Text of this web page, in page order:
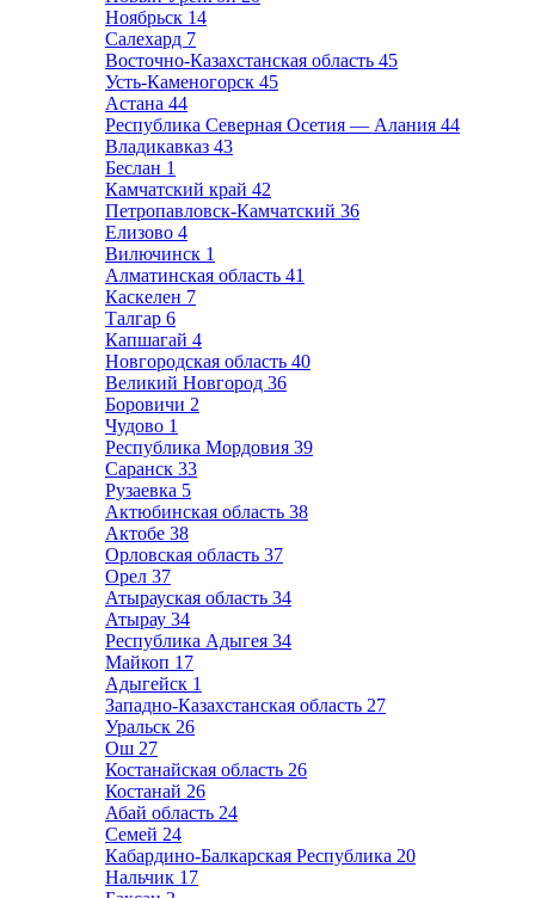
Ноябрьск 14
Салехард 7
Восточно-Казахстанская область 45
Усть-Каменогорск 45
Астана 44
Республика Северная Осетия — Алания 44
Владикавказ 43
Беслан 1
Камчатский край 42
Петропавловск-Камчатский 36
Елизово 4
Вилючинск 1
Алматинская область 41
Каскелен 7
Талгар 6
Капшагай 4
Новгородская область 40
Великий Новгород 36
Боровичи 2
Чудово 1
Республика Мордовия 39
Саранск 33
Рузаевка 5
Актюбинская область 38
Актобе 38
Орловская область 37
Орел 37
Атырауская область 34
Атырау 34
Республика Адыгея 34
Майкоп 17
Адыгейск 1
Западно-Казахстанская область 27
Уральск 26
Ош 27
Костанайская область 26
Костанай 26
Абай область 24
Семей 24
Кабардино-Балкарская Республика 20
Нальчик 17